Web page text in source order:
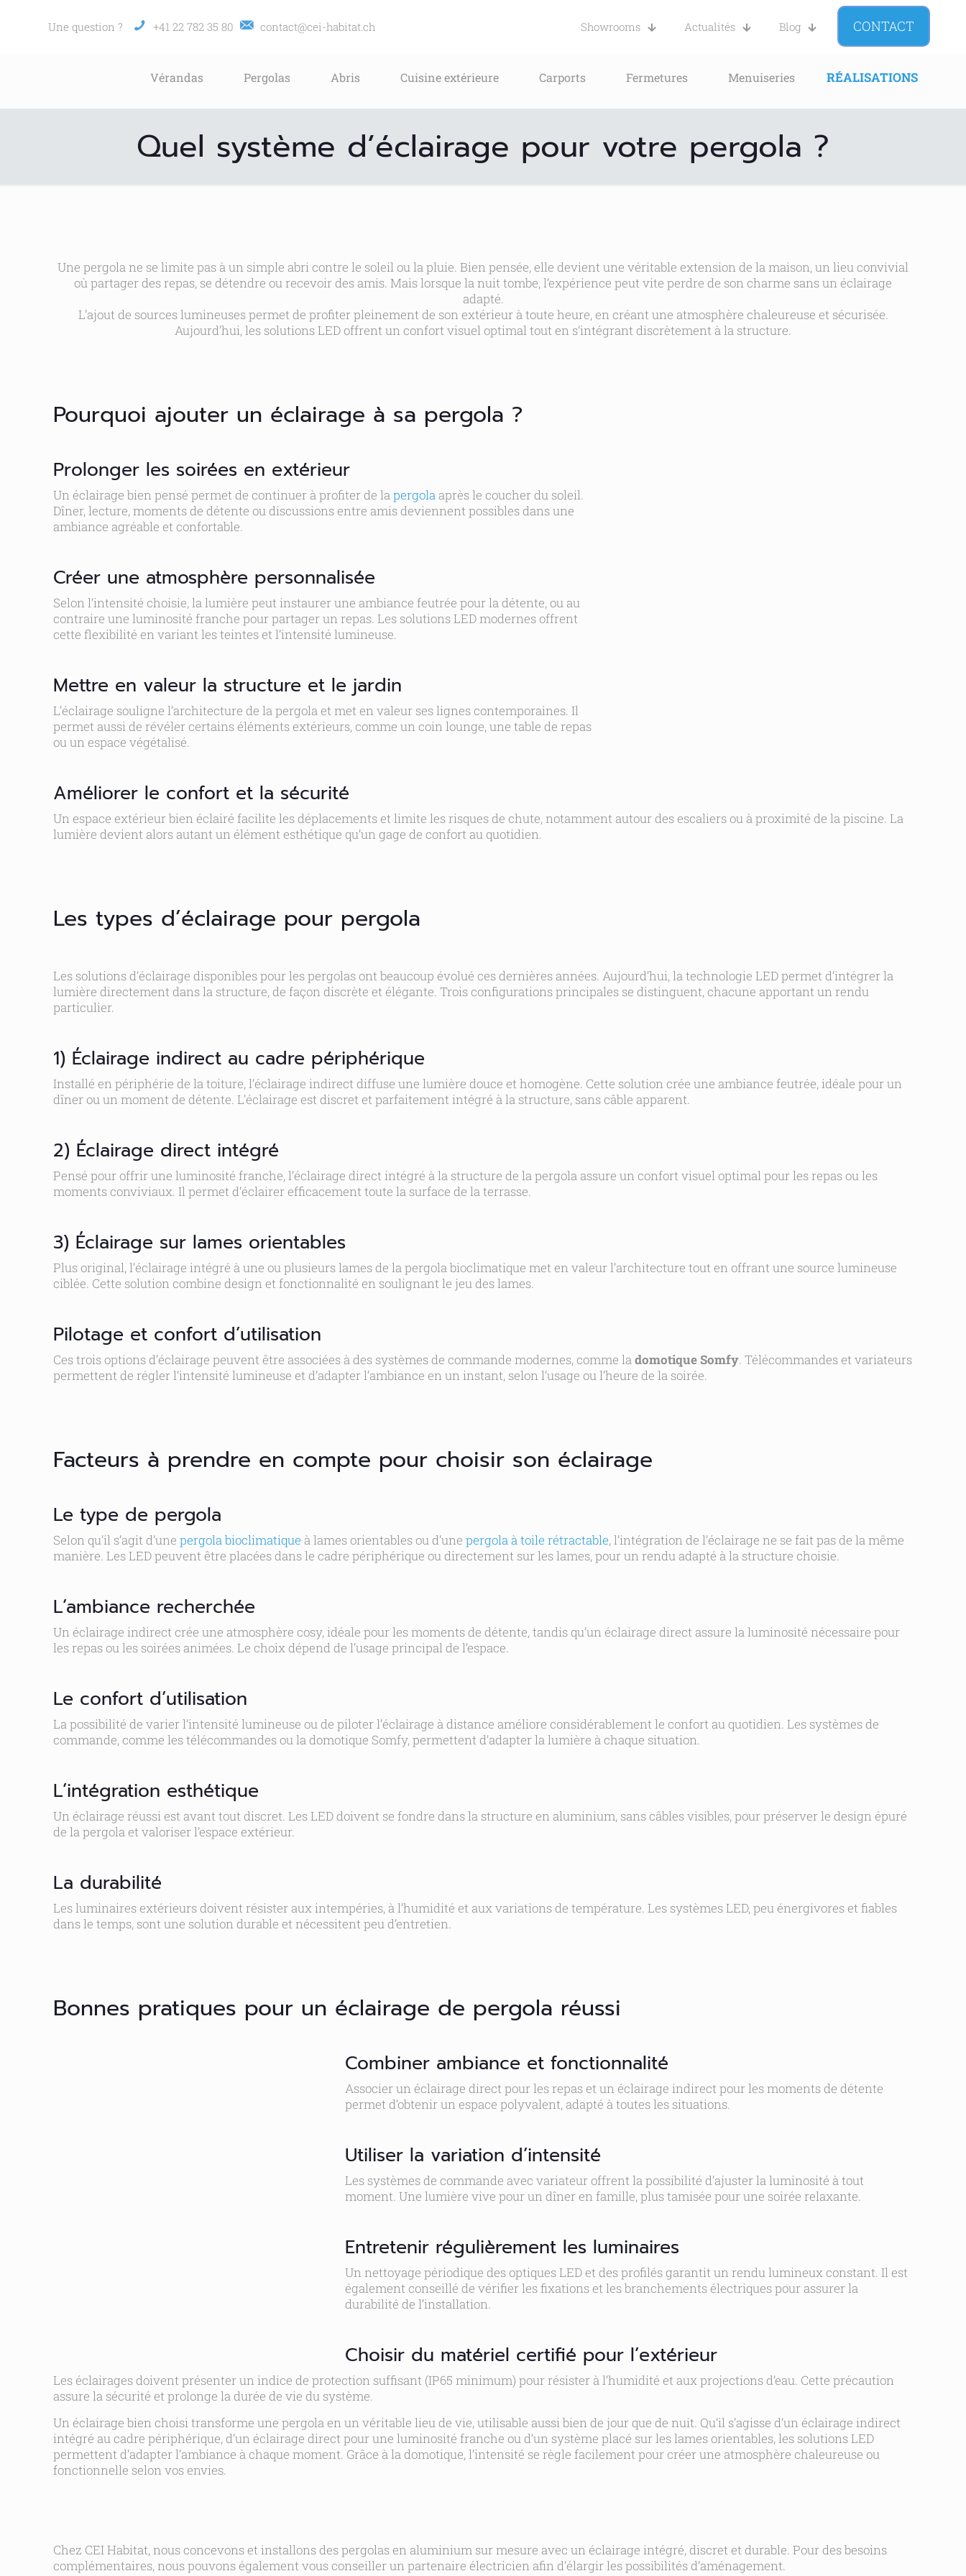
Une question ? +41 22 782 35 80 contact@cei-habitat.ch Showrooms Actualités Blog CONTACT
Vérandas Pergolas Abris Cuisine extérieure Carports Fermetures Menuiseries RÉALISATIONS
Quel système d’éclairage pour votre pergola ?
Une pergola ne se limite pas à un simple abri contre le soleil ou la pluie. Bien pensée, elle devient une véritable extension de la maison, un lieu convivial
où partager des repas, se détendre ou recevoir des amis. Mais lorsque la nuit tombe, l’expérience peut vite perdre de son charme sans un éclairage
adapté.
L’ajout de sources lumineuses permet de profiter pleinement de son extérieur à toute heure, en créant une atmosphère chaleureuse et sécurisée.
Aujourd’hui, les solutions LED offrent un confort visuel optimal tout en s’intégrant discrètement à la structure.
Pourquoi ajouter un éclairage à sa pergola ?
Prolonger les soirées en extérieur
Un éclairage bien pensé permet de continuer à profiter de lapergola après le coucher du soleil.
Dîner, lecture, moments de détente ou discussions entre amis deviennent possibles dans une
ambiance agréable et confortable.
Créer une atmosphère personnalisée
Selon l’intensité choisie, la lumière peut instaurer une ambiance feutrée pour la détente, ou au
contraire une luminosité franche pour partager un repas. Les solutions LED modernes offrent
cette flexibilité en variant les teintes et l’intensité lumineuse.
Mettre en valeur la structure et le jardin
L’éclairage souligne l’architecture de la pergola et met en valeur ses lignes contemporaines. Il
permet aussi de révéler certains éléments extérieurs, comme un coin lounge, une table de repas
ou un espace végétalisé.
Améliorer le confort et la sécurité
Un espace extérieur bien éclairé facilite les déplacements et limite les risques de chute, notamment autour des escaliers ou à proximité de la piscine. La
lumière devient alors autant un élément esthétique qu’un gage de confort au quotidien.
Les types d’éclairage pour pergola
Les solutions d’éclairage disponibles pour les pergolas ont beaucoup évolué ces dernières années. Aujourd’hui, la technologie LED permet d’intégrer la
lumière directement dans la structure, de façon discrète et élégante. Trois configurations principales se distinguent, chacune apportant un rendu
particulier.
1) Éclairage indirect au cadre périphérique
Installé en périphérie de la toiture, l’éclairage indirect diffuse une lumière douce et homogène. Cette solution crée une ambiance feutrée, idéale pour un
dîner ou un moment de détente. L’éclairage est discret et parfaitement intégré à la structure, sans câble apparent.
2) Éclairage direct intégré
Pensé pour offrir une luminosité franche, l’éclairage direct intégré à la structure de la pergola assure un confort visuel optimal pour les repas ou les
moments conviviaux. Il permet d’éclairer efficacement toute la surface de la terrasse.
3) Éclairage sur lames orientables
Plus original, l’éclairage intégré à une ou plusieurs lames de la pergola bioclimatique met en valeur l’architecture tout en offrant une source lumineuse
ciblée. Cette solution combine design et fonctionnalité en soulignant le jeu des lames.
Pilotage et confort d’utilisation
Ces trois options d’éclairage peuvent être associées à des systèmes de commande modernes, comme ladomotique Somfy. Télécommandes et variateurs
permettent de régler l’intensité lumineuse et d’adapter l’ambiance en un instant, selon l’usage ou l’heure de la soirée.
Facteurs à prendre en compte pour choisir son éclairage
Le type de pergola
Selon qu’il s’agit d’une pergola bioclimatique à lames orientables ou d’une pergola à toile rétractable, l’intégration de l’éclairage ne se fait pas de la même
manière. Les LED peuvent être placées dans le cadre périphérique ou directement sur les lames, pour un rendu adapté à la structure choisie.
L’ambiance recherchée
Un éclairage indirect crée une atmosphère cosy, idéale pour les moments de détente, tandis qu’un éclairage direct assure la luminosité nécessaire pour
les repas ou les soirées animées. Le choix dépend de l’usage principal de l’espace.
Le confort d’utilisation
La possibilité de varier l’intensité lumineuse ou de piloter l’éclairage à distance améliore considérablement le confort au quotidien. Les systèmes de
commande, comme les télécommandes ou la domotique Somfy, permettent d’adapter la lumière à chaque situation.
L’intégration esthétique
Un éclairage réussi est avant tout discret. Les LED doivent se fondre dans la structure en aluminium, sans câbles visibles, pour préserver le design épuré
de la pergola et valoriser l’espace extérieur.
La durabilité
Les luminaires extérieurs doivent résister aux intempéries, à l’humidité et aux variations de température. Les systèmes LED, peu énergivores et fiables
dans le temps, sont une solution durable et nécessitent peu d’entretien.
Bonnes pratiques pour un éclairage de pergola réussi
Combiner ambiance et fonctionnalité
Associer un éclairage direct pour les repas et un éclairage indirect pour les moments de détente
permet d’obtenir un espace polyvalent, adapté à toutes les situations.
Utiliser la variation d’intensité
Les systèmes de commande avec variateur offrent la possibilité d’ajuster la luminosité à tout
moment. Une lumière vive pour un dîner en famille, plus tamisée pour une soirée relaxante.
Entretenir régulièrement les luminaires
Un nettoyage périodique des optiques LED et des profilés garantit un rendu lumineux constant. Il est
également conseillé de vérifier les fixations et les branchements électriques pour assurer la
durabilité de l’installation.
Choisir du matériel certifié pour l’extérieur
Les éclairages doivent présenter un indice de protection suffisant (IP65 minimum) pour résister à l’humidité et aux projections d’eau. Cette précaution
assure la sécurité et prolonge la durée de vie du système.
Un éclairage bien choisi transforme une pergola en un véritable lieu de vie, utilisable aussi bien de jour que de nuit. Qu’il s’agisse d’un éclairage indirect
intégré au cadre périphérique, d’un éclairage direct pour une luminosité franche ou d’un système placé sur les lames orientables, les solutions LED
permettent d’adapter l’ambiance à chaque moment. Grâce à la domotique, l’intensité se règle facilement pour créer une atmosphère chaleureuse ou
fonctionnelle selon vos envies.
Chez CEI Habitat, nous concevons et installons des pergolas en aluminium sur mesure avec un éclairage intégré, discret et durable. Pour des besoins
complémentaires, nous pouvons également vous conseiller un partenaire électricien afin d’élargir les possibilités d’aménagement.